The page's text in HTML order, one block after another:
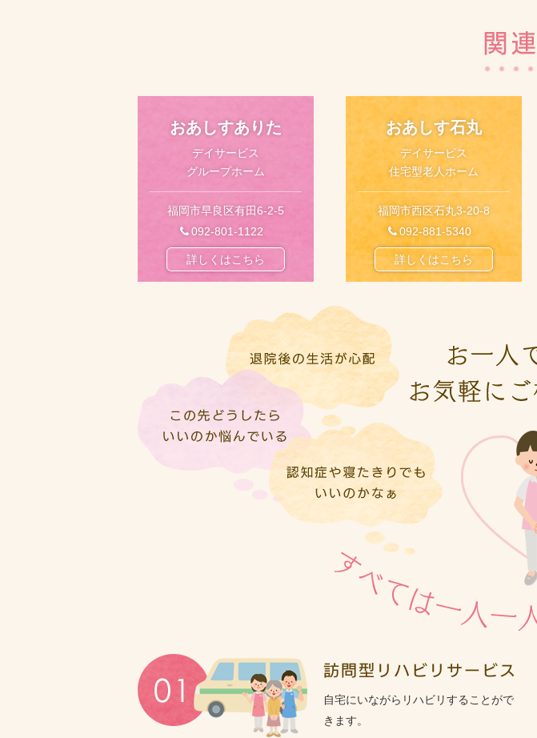
詳細はこちら
！！スタッフ募集中！！
中山整形外科医院で働く仲間を募集します
詳細はこちら
詳細はこちら
〇2023年4月1日よりマイナ受付開始します〇
ホームページを公開しました。
ご相談、お問い合わせはお気軽にどうぞ。
おあしすありた
デイサービス
グループホーム
福岡市早良区有田6-2-5
092-801-1122
詳しくはこちら
おあしす石丸
デイサービス
住宅型老人ホーム
福岡市西区石丸3-20-8
092-881-5340
詳しくはこちら
自宅にいながらリハビリすることがで
きます。